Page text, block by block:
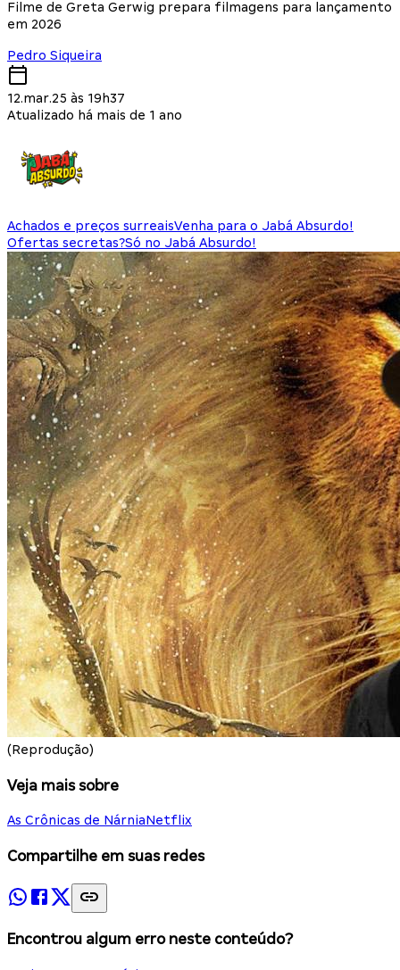
Filme de Greta Gerwig prepara filmagens para lançamento
em 2026
Pedro Siqueira
12.mar.25 às 19h37
Atualizado há mais de 1 ano
Achados e preços surreaisVenha para o Jabá Absurdo!
Ofertas secretas?Só no Jabá Absurdo!
(Reprodução)
Veja mais sobre
As Crônicas de NárniaNetflix
Compartilhe em suas redes
Encontrou algum erro neste conteúdo?